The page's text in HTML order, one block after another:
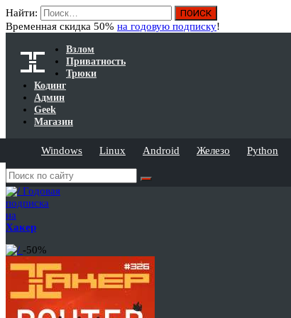
Найти:
Временная скидка 50% на годовую подписку!
Взлом
Приватность
Трюки
Кодинг
Админ
Geek
Магазин
Windows Linux Android Железо Python
Годовая
подписка
на
Хакер
-50%